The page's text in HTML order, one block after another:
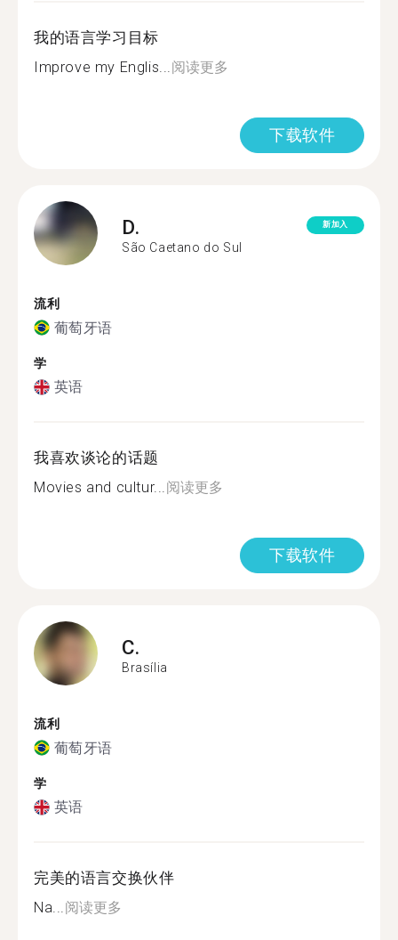
我的语言学习目标
Improve my Englis...阅读更多
下载软件
D.
São Caetano do Sul
新加入
流利
葡萄牙语
学
英语
我喜欢谈论的话题
Movies and cultur...阅读更多
下载软件
C.
Brasília
流利
葡萄牙语
学
英语
完美的语言交换伙伴
Na...阅读更多